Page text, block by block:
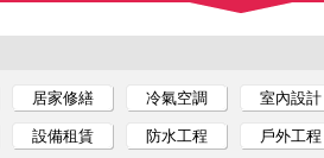
居家修繕 冷氣空調 室內設計
設備租賃 防水工程 戶外工程